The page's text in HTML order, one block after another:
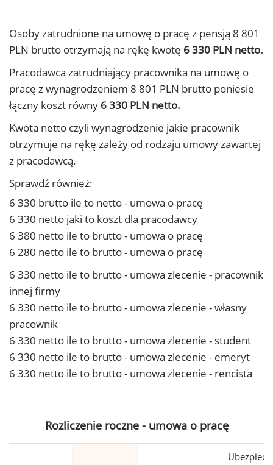
Osoby zatrudnione na umowę o pracę z pensją 8 801
PLN brutto otrzymają na rękę kwotę 6 330 PLN netto.
Pracodawca zatrudniający pracownika na umowę o
pracę z wynagrodzeniem 8 801 PLN brutto poniesie
łączny koszt równy 6 330 PLN netto.
Kwota netto czyli wynagrodzenie jakie pracownik
otrzymuje na rękę zależy od rodzaju umowy zawartej
z pracodawcą.
Sprawdź również:
6 330 brutto ile to netto - umowa o pracę
6 330 netto jaki to koszt dla pracodawcy
6 380 netto ile to brutto - umowa o pracę
6 280 netto ile to brutto - umowa o pracę
6 330 netto ile to brutto - umowa zlecenie - pracownik
innej firmy
6 330 netto ile to brutto - umowa zlecenie - własny
pracownik
6 330 netto ile to brutto - umowa zlecenie - student
6 330 netto ile to brutto - umowa zlecenie - emeryt
6 330 netto ile to brutto - umowa zlecenie - rencista
Rozliczenie roczne - umowa o pracę